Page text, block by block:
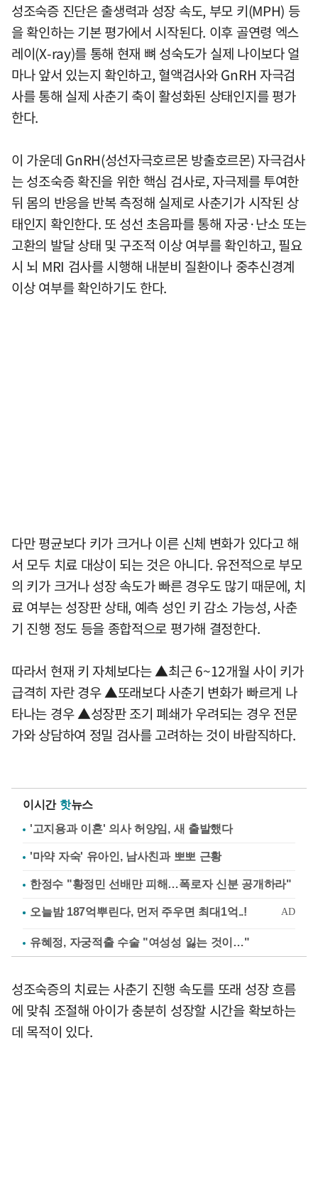
성조숙증 진단은 출생력과 성장 속도, 부모 키(MPH) 등
을 확인하는 기본 평가에서 시작된다. 이후 골연령 엑스
레이(X-ray)를 통해 현재 뼈 성숙도가 실제 나이보다 얼
마나 앞서 있는지 확인하고, 혈액검사와 GnRH 자극검
사를 통해 실제 사춘기 축이 활성화된 상태인지를 평가
한다.
이 가운데 GnRH(성선자극호르몬 방출호르몬) 자극검사
는 성조숙증 확진을 위한 핵심 검사로, 자극제를 투여한
뒤 몸의 반응을 반복 측정해 실제로 사춘기가 시작된 상
태인지 확인한다. 또 성선 초음파를 통해 자궁·난소 또는
고환의 발달 상태 및 구조적 이상 여부를 확인하고, 필요
시 뇌 MRI 검사를 시행해 내분비 질환이나 중추신경계
이상 여부를 확인하기도 한다.
다만 평균보다 키가 크거나 이른 신체 변화가 있다고 해
서 모두 치료 대상이 되는 것은 아니다. 유전적으로 부모
의 키가 크거나 성장 속도가 빠른 경우도 많기 때문에, 치
료 여부는 성장판 상태, 예측 성인 키 감소 가능성, 사춘
기 진행 정도 등을 종합적으로 평가해 결정한다.
따라서 현재 키 자체보다는 ▲최근 6~12개월 사이 키가
급격히 자란 경우 ▲또래보다 사춘기 변화가 빠르게 나
타나는 경우 ▲성장판 조기 폐쇄가 우려되는 경우 전문
가와 상담하여 정밀 검사를 고려하는 것이 바람직하다.
이시간 핫뉴스
'고지용과 이혼' 의사 허양임, 새 출발했다
'마약 자숙' 유아인, 남사친과 뽀뽀 근황
한정수 "황정민 선배만 피해…폭로자 신분 공개하라"
유혜정, 자궁적출 수술 "여성성 잃는 것이…"
성조숙증의 치료는 사춘기 진행 속도를 또래 성장 흐름
에 맞춰 조절해 아이가 충분히 성장할 시간을 확보하는
데 목적이 있다.